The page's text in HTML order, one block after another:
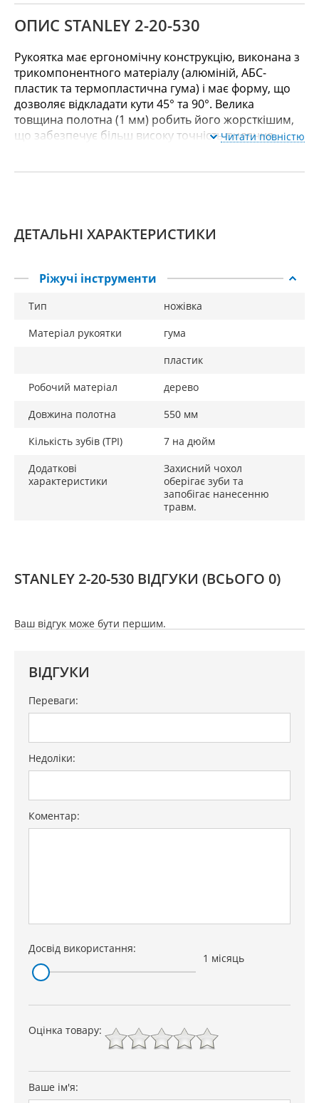
ОПИС STANLEY 2-20-530
Рукоятка має ергономічну конструкцію, виконана з
трикомпонентного матеріалу (алюміній, АБС-
пластик та термопластична гума) і має форму, що
дозволяє відкладати кути 45° та 90°. Велика
товщина полотна (1 мм) робить його жорсткішим,
що забезпечує більш високу точність пиляння.
Читати повністю
ДЕТАЛЬНІ ХАРАКТЕРИСТИКИ
Ріжучі інструменти
Тип
ножівка
Матеріал рукоятки
гума
пластик
Робочий матеріал
дерево
Довжина полотна
550 мм
Кількість зубів (TPI)
7 на дюйм
Додаткові
характеристики
Захисний чохол
оберігає зуби та
запобігає нанесенню
травм.
STANLEY 2-20-530 ВІДГУКИ (ВСЬОГО 0)
Ваш відгук може бути першим.
ВІДГУКИ
Переваги:
Недоліки:
Коментар:
Досвід використання:
1 місяць
Оцінка товару:
Ваше ім'я: